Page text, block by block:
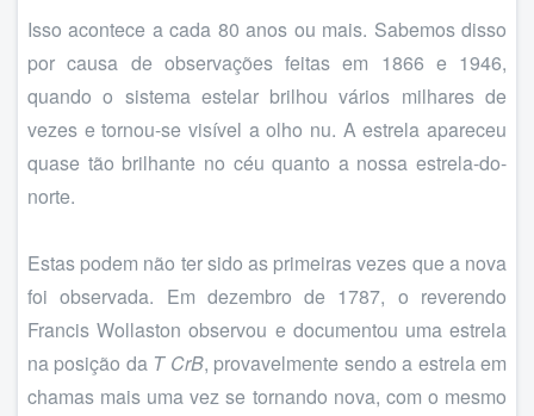
Isso acontece a cada 80 anos ou mais. Sabemos disso
por causa de observações feitas em 1866 e 1946,
quando o sistema estelar brilhou vários milhares de
vezes e tornou-se visível a olho nu. A estrela apareceu
quase tão brilhante no céu quanto a nossa estrela-do-
norte.
Estas podem não ter sido as primeiras vezes que a nova
foi observada. Em dezembro de 1787, o reverendo
Francis Wollaston observou e documentou uma estrela
na posição da T CrB, provavelmente sendo a estrela em
chamas mais uma vez se tornando nova, com o mesmo